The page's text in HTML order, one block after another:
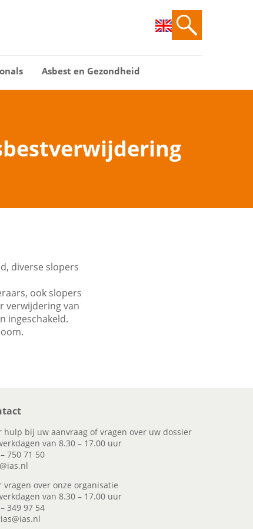
Asbest en Gezondheid
diverse slopers
ook slopers
verwijdering van
ingeschakeld.
hulp bij uw aanvraag of vragen over uw dossier
van 8.30 – 17.00 uur
750 71 50
vragen over onze organisatie
van 8.30 – 17.00 uur
349 97 54